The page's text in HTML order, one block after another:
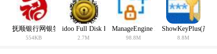
抚顺银行网银签名控件
554KB
idoo Full Disk Encryption(硬盘加密软件)
2.7M
ManageEngine DataSecurity(数据访
98.8M
ShowKeyPlus(产
8.8M